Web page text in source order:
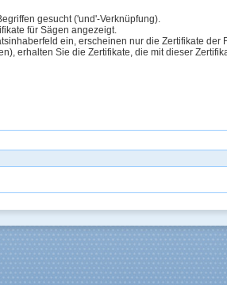
gesucht ('und'-Verknüpfung).
für Sägen angezeigt.
ein, erscheinen nur die Zertifikate der
erhalten Sie die Zertifikate, die mit dieser